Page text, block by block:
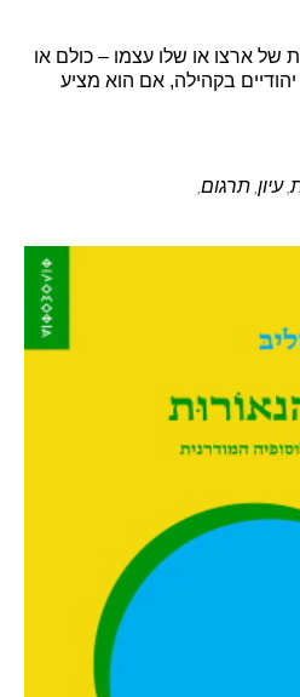
ארצו או שלו עצמו – כולם או
בקהילה, אם הוא מציע
,עיון, תרגום,